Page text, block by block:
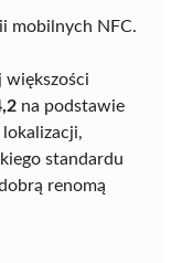
mobilnych NFC.
większości
na podstawie
lokalizacji,
standardu
renomą